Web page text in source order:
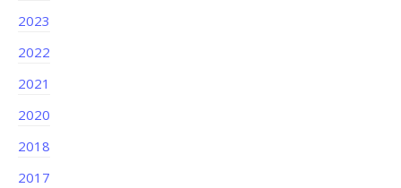
2023
2022
2021
2020
2018
2017